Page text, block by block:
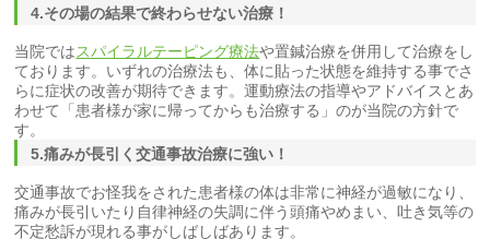
4.その場の結果で終わらせない治療！
当院ではスパイラルテーピング療法や置鍼治療を併用して治療をし
ております。いずれの治療法も、体に貼った状態を維持する事でさ
らに症状の改善が期待できます。運動療法の指導やアドバイスとあ
わせて「患者様が家に帰ってからも治療する」のが当院の方針で
す。
5.痛みが長引く交通事故治療に強い！
交通事故でお怪我をされた患者様の体は非常に神経が過敏になり、
痛みが長引いたり自律神経の失調に伴う頭痛やめまい、吐き気等の
不定愁訴が現れる事がしばしばあります。